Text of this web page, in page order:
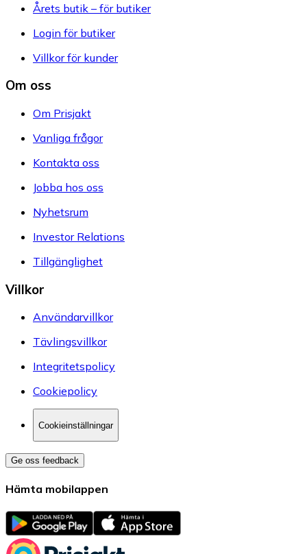
Årets butik – för butiker
Login för butiker
Villkor för kunder
Om oss
Om Prisjakt
Vanliga frågor
Kontakta oss
Jobba hos oss
Nyhetsrum
Investor Relations
Tillgänglighet
Villkor
Användarvillkor
Tävlingsvillkor
Integritetspolicy
Cookiepolicy
Cookieinställningar
Ge oss feedback
Hämta mobilappen